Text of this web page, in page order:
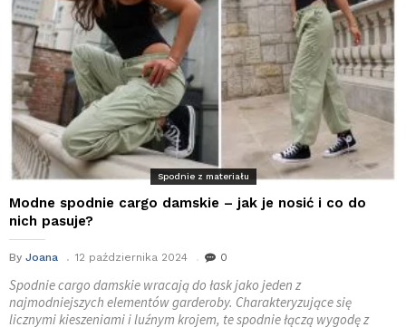
Spodnie z materiału
Modne spodnie cargo damskie – jak je nosić i co do
nich pasuje?
By Joana 12 października 2024 0
Spodnie cargo damskie wracają do łask jako jeden z
najmodniejszych elementów garderoby. Charakteryzujące się
licznymi kieszeniami i luźnym krojem, te spodnie łączą wygodę z